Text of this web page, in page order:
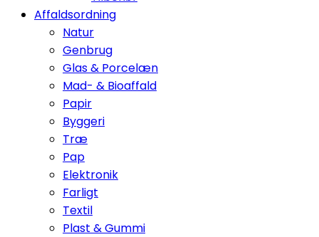
Affaldsordning
Natur
Genbrug
Glas & Porcelæn
Mad- & Bioaffald
Papir
Byggeri
Træ
Pap
Elektronik
Farligt
Textil
Plast & Gummi